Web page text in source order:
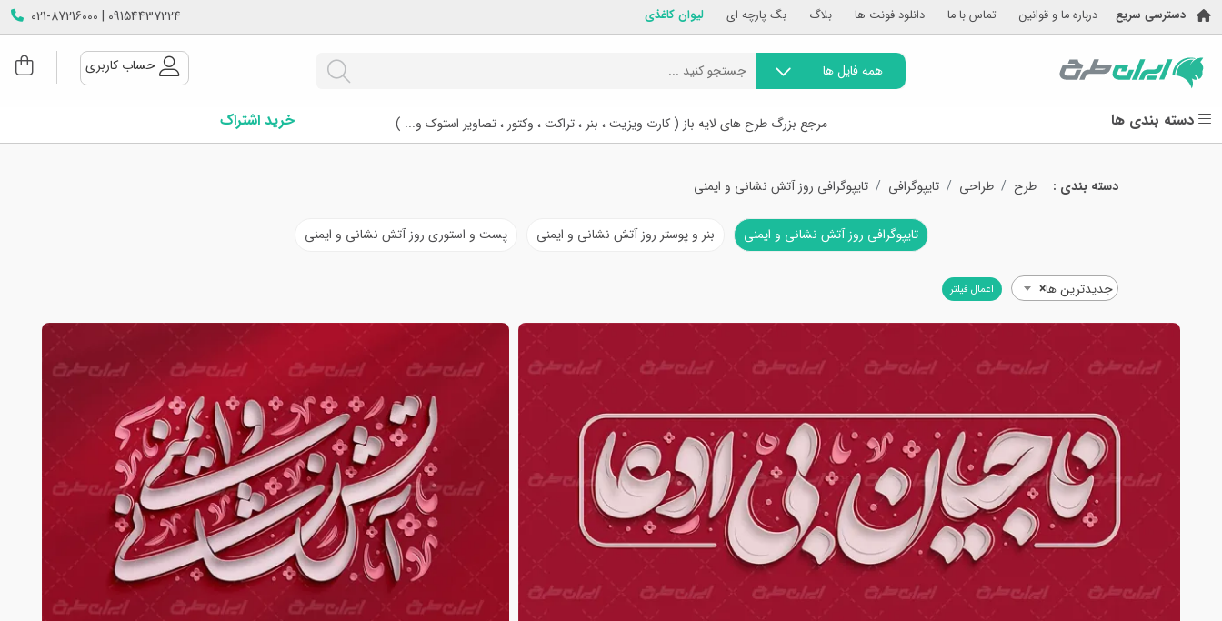
دسترسی سریع درباره ما و قوانین تماس با ما دانلود فونت ها بلاگ بگ پارچه ای لیوان کاغذی 09154437224 | 021-87216000
همه فایل ها حساب کاربری
دسته بندی ها مرجع بزرگ طرح های لایه باز ( کارت ویزیت ، بنر ، تراکت ، وکتور ، تصاویر استوک و... ) خرید اشتراک
دسته بندی : طرح طراحی تایپوگرافی تایپوگرافی روز آتش نشانی و ایمنی
تایپوگرافی روز آتش نشانی و ایمنی بنر و پوستر روز آتش نشانی و ایمنی پست و استوری روز آتش نشانی و ایمنی
×جدیدترین ها اعمال فیلتر